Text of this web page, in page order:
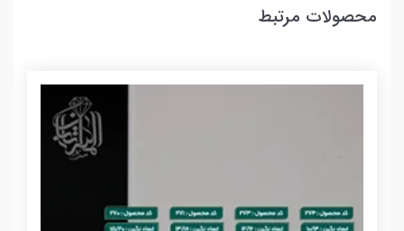
محصولات مرتبط